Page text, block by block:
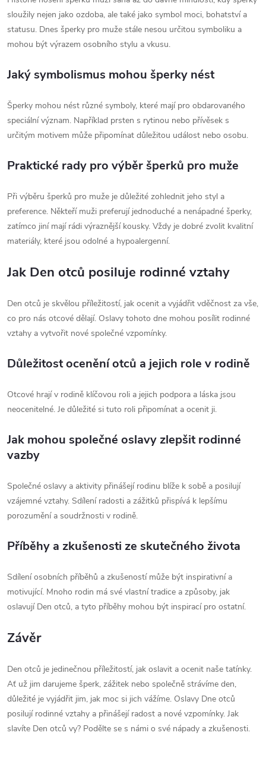
sloužily nejen jako ozdoba, ale také jako symbol moci, bohatství a
statusu. Dnes šperky pro muže stále nesou určitou symboliku a
mohou být výrazem osobního stylu a vkusu.
Jaký symbolismus mohou šperky nést
Šperky mohou nést různé symboly, které mají pro obdarovaného
speciální význam. Například prsten s rytinou nebo přívěsek s
určitým motivem může připomínat důležitou událost nebo osobu.
Praktické rady pro výběr šperků pro muže
Při výběru šperků pro muže je důležité zohlednit jeho styl a
preference. Někteří muži preferují jednoduché a nenápadné šperky,
zatímco jiní mají rádi výraznější kousky. Vždy je dobré zvolit kvalitní
materiály, které jsou odolné a hypoalergenní.
Jak Den otců posiluje rodinné vztahy
Den otců je skvělou příležitostí, jak ocenit a vyjádřit vděčnost za vše,
co pro nás otcové dělají. Oslavy tohoto dne mohou posílit rodinné
vztahy a vytvořit nové společné vzpomínky.
Důležitost ocenění otců a jejich role v rodině
Otcové hrají v rodině klíčovou roli a jejich podpora a láska jsou
neocenitelné. Je důležité si tuto roli připomínat a ocenit ji.
Jak mohou společné oslavy zlepšit rodinné
vazby
Společné oslavy a aktivity přinášejí rodinu blíže k sobě a posilují
vzájemné vztahy. Sdílení radosti a zážitků přispívá k lepšímu
porozumění a soudržnosti v rodině.
Příběhy a zkušenosti ze skutečného života
Sdílení osobních příběhů a zkušeností může být inspirativní a
motivující. Mnoho rodin má své vlastní tradice a způsoby, jak
oslavují Den otců, a tyto příběhy mohou být inspirací pro ostatní.
Závěr
Den otců je jedinečnou příležitostí, jak oslavit a ocenit naše tatínky.
Ať už jim darujeme šperk, zážitek nebo společně strávíme den,
důležité je vyjádřit jim, jak moc si jich vážíme. Oslavy Dne otců
posilují rodinné vztahy a přinášejí radost a nové vzpomínky. Jak
slavíte Den otců vy? Podělte se s námi o své nápady a zkušenosti.